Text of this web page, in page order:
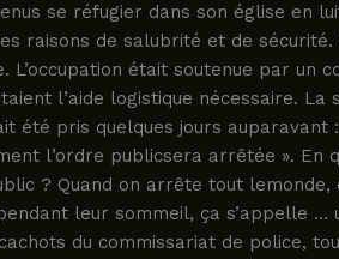
se réfugier dans son église en
raisons de salubrité et de
L’occupation était soutenue par un
l’aide logistique nécessaire.
été pris quelques jours auparavant
l’ordre publicsera arrêtée ». En
? Quand on arrête tout
leur sommeil, ça s’appelle …
du commissariat de police,